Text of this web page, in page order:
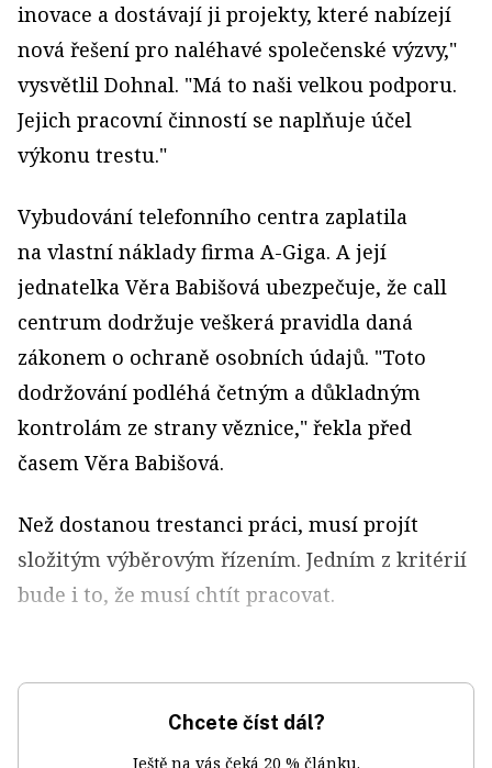
inovace a dostávají ji projekty, které nabízejí
nová řešení pro naléhavé společenské výzvy,"
vysvětlil Dohnal. "Má to naši velkou podporu.
Jejich pracovní činností se naplňuje účel
výkonu trestu."
Vybudování telefonního centra zaplatila
na vlastní náklady firma A-Giga. A její
jednatelka Věra Babišová ubezpečuje, že call
centrum dodržuje veškerá pravidla daná
zákonem o ochraně osobních údajů. "Toto
dodržování podléhá četným a důkladným
kontrolám ze strany věznice," řekla před
časem Věra Babišová.
Než dostanou trestanci práci, musí projít
složitým výběrovým řízením. Jedním z kritérií
bude i to, že musí chtít pracovat.
Chcete číst dál?
Ještě na vás čeká 20 % článku.